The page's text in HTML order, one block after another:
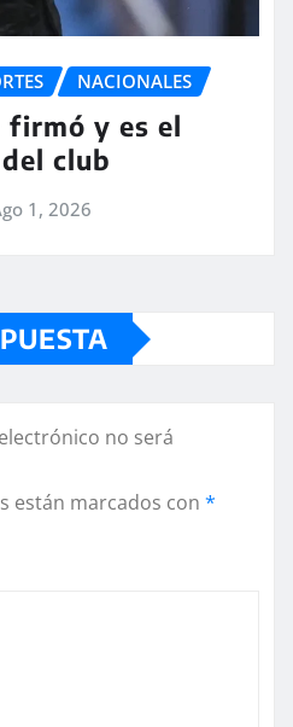
NACIONALES
firmó y es el
club
1, 2026
no será
están marcados con *